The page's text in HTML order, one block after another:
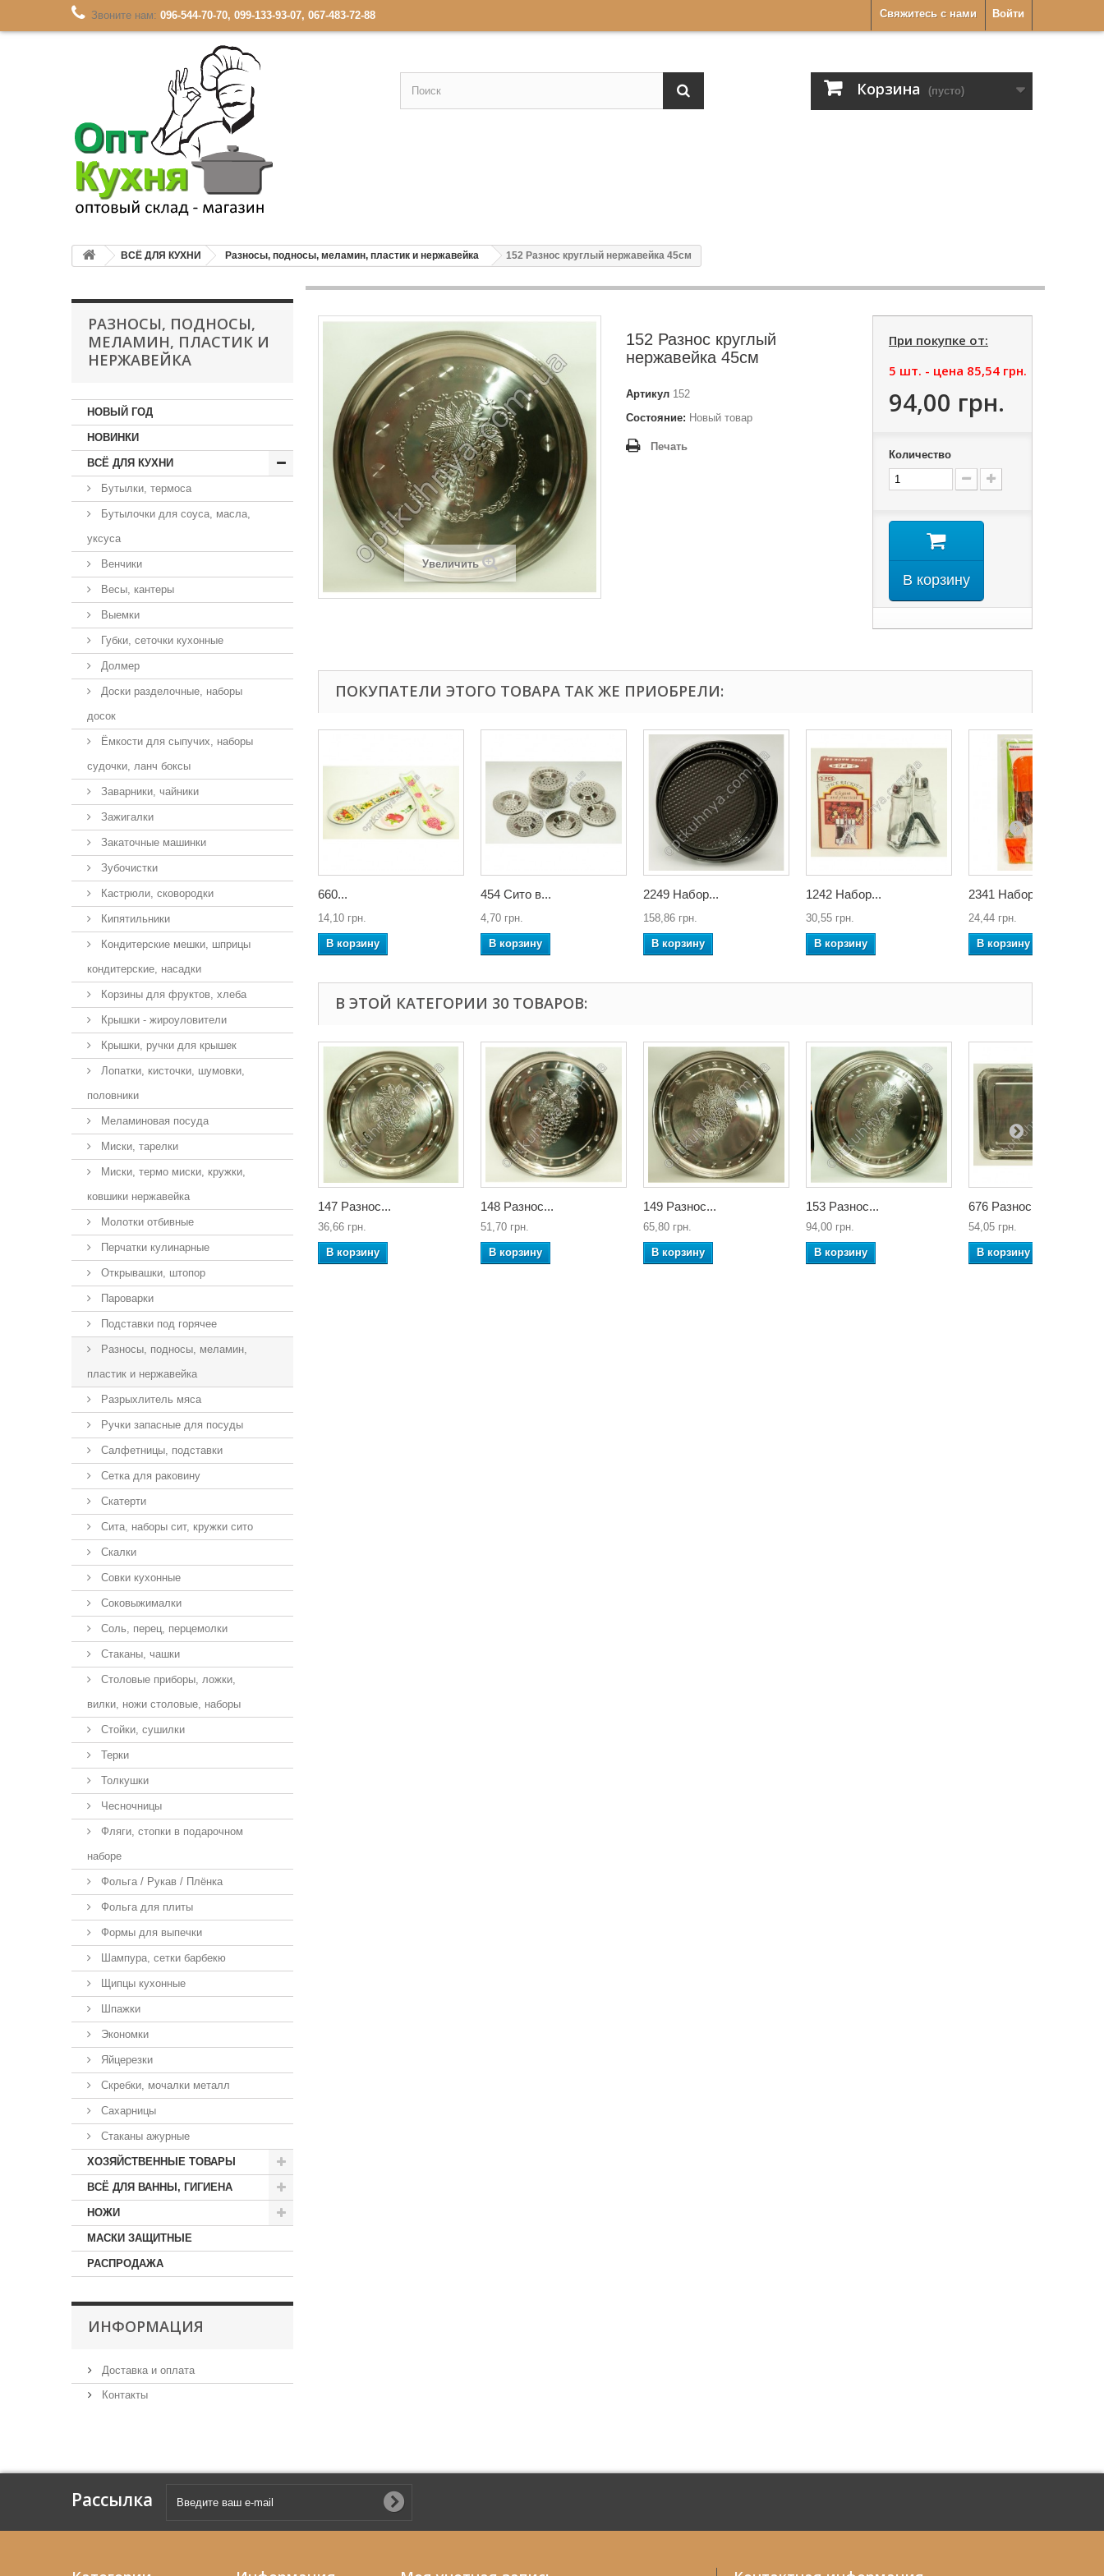
Войти
Свяжитесь с нами
Звоните нам: 096-544-70-70, 099-133-93-07, 067-483-72-88
Корзина (пусто)
ВСЁ ДЛЯ КУХНИ Разносы, подносы, меламин, пластик и нержавейка 152 Разнос круглый нержавейка 45см
РАЗНОСЫ, ПОДНОСЫ,
МЕЛАМИН, ПЛАСТИК И
НЕРЖАВЕЙКА
НОВЫЙ ГОД
НОВИНКИ
ВСЁ ДЛЯ КУХНИ
Бутылки, термоса
Бутылочки для соуса, масла,
уксуса
Венчики
Весы, кантеры
Выемки
Губки, сеточки кухонные
Долмер
Доски разделочные, наборы
досок
Ёмкости для сыпучих, наборы
судочки, ланч боксы
Заварники, чайники
Зажигалки
Закаточные машинки
Зубочистки
Кастрюли, сковородки
Кипятильники
Кондитерские мешки, шприцы
кондитерские, насадки
Корзины для фруктов, хлеба
Крышки - жироуловители
Крышки, ручки для крышек
Лопатки, кисточки, шумовки,
половники
Меламиновая посуда
Миски, тарелки
Миски, термо миски, кружки,
ковшики нержавейка
Молотки отбивные
Перчатки кулинарные
Открывашки, штопор
Пароварки
Подставки под горячее
Разносы, подносы, меламин,
пластик и нержавейка
Разрыхлитель мяса
Ручки запасные для посуды
Салфетницы, подставки
Сетка для раковину
Скатерти
Сита, наборы сит, кружки сито
Скалки
Совки кухонные
Соковыжималки
Соль, перец, перцемолки
Стаканы, чашки
Столовые приборы, ложки,
вилки, ножи столовые, наборы
Стойки, сушилки
Терки
Толкушки
Чесночницы
Фляги, стопки в подарочном
наборе
Фольга / Рукав / Плёнка
Фольга для плиты
Формы для выпечки
Шампура, сетки барбекю
Щипцы кухонные
Шпажки
Экономки
Яйцерезки
Скребки, мочалки металл
Сахарницы
Стаканы ажурные
ХОЗЯЙСТВЕННЫЕ ТОВАРЫ
ВСЁ ДЛЯ ВАННЫ, ГИГИЕНА
НОЖИ
МАСКИ ЗАЩИТНЫЕ
РАСПРОДАЖА
ИНФОРМАЦИЯ
Доставка и оплата
Контакты
Увеличить
152 Разнос круглый
нержавейка 45см
Артикул 152
Состояние: Новый товар
Печать
При покупке от:
5 шт. - цена 85,54 грн.
94,00 грн.
Количество
В корзину
ПОКУПАТЕЛИ ЭТОГО ТОВАРА ТАК ЖЕ ПРИОБРЕЛИ:
660...
14,10 грн.
В корзину
454 Сито в...
4,70 грн.
В корзину
2249 Набор...
158,86 грн.
В корзину
1242 Набор...
30,55 грн.
В корзину
2341 Набор...
24,44 грн.
В корзину
В ЭТОЙ КАТЕГОРИИ 30 ТОВАРОВ:
147 Разнос...
36,66 грн.
В корзину
148 Разнос...
51,70 грн.
В корзину
149 Разнос...
65,80 грн.
В корзину
153 Разнос...
94,00 грн.
В корзину
676 Разнос...
54,05 грн.
В корзину
Рассылка